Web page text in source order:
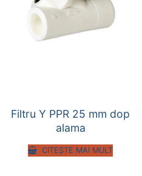
Filtru Y PPR 25 mm dop
alama
CITEȘTE MAI MULT